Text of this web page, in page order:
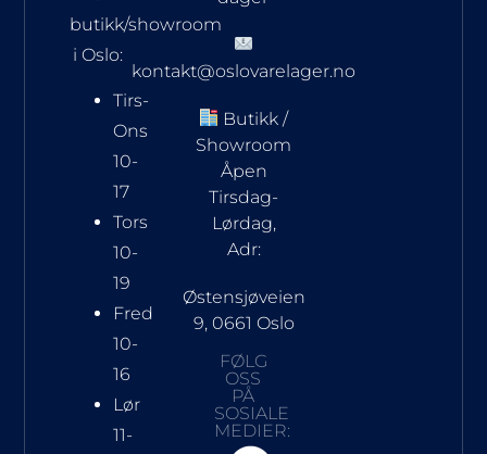
butikk/showroom
i Oslo:
Tirs-
Ons
10-
17
Tors
10-
19
Fred
10-
16
Lør
11-
kontakt@oslovarelager.no
Butikk /
Showroom
Åpen
Tirsdag-
Lørdag,
Adr:
Østensjøveien
9, 0661 Oslo
FØLG
OSS
PÅ
SOSIALE
MEDIER: